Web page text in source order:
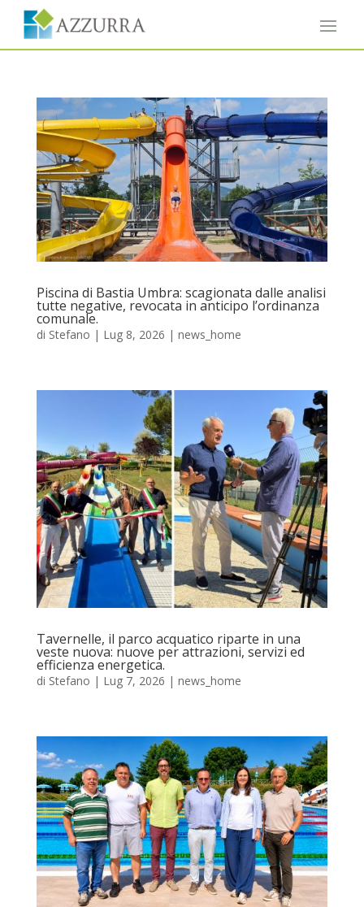
Piscina di Bastia Umbra: scagionata dalle analisi
tutte negative, revocata in anticipo l’ordinanza
comunale.
di Stefano | Lug 8, 2026 | news_home
Tavernelle, il parco acquatico riparte in una
veste nuova: nuove per attrazioni, servizi ed
efficienza energetica.
di Stefano | Lug 7, 2026 | news_home